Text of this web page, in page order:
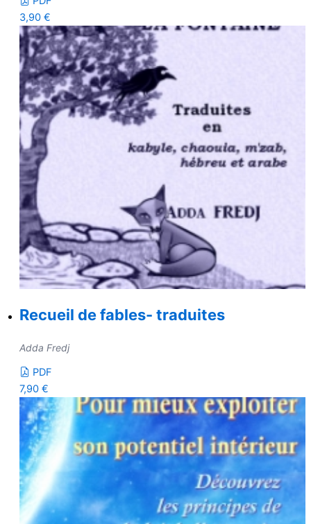
3,90 €
Recueil de fables- traduites
Adda Fredj
PDF
7,90 €